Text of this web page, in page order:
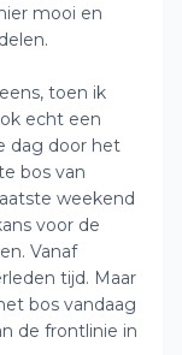
mooi en
toen ik
echt een
dag door het
bos van
weekend
voor de
Vanaf
tijd. Maar
bos vandaag
de frontlinie in